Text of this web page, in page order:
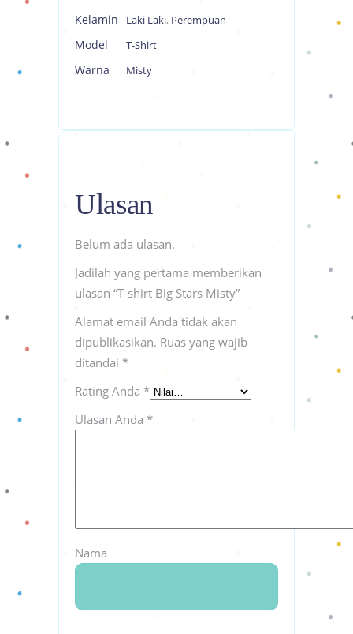
Kelamin Laki Laki, Perempuan
Model T-Shirt
Warna Misty
Ulasan
Belum ada ulasan.
Jadilah yang pertama memberikan
ulasan “T-shirt Big Stars Misty”
Alamat email Anda tidak akan
dipublikasikan. Ruas yang wajib
ditandai *
Rating Anda *
Ulasan Anda *
Nama